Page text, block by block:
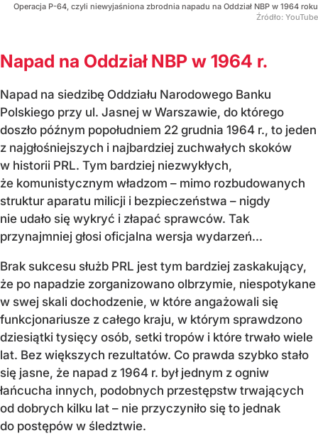
Operacja P-64, czyli niewyjaśniona zbrodnia napadu na Oddział NBP w 1964 roku
Źródło: YouTube
Napad na Oddział NBP w 1964 r.
Napad na siedzibę Oddziału Narodowego Banku
Polskiego przy ul. Jasnej w Warszawie, do którego
doszło późnym popołudniem 22 grudnia 1964 r., to jeden
z najgłośniejszych i najbardziej zuchwałych skoków
w historii PRL. Tym bardziej niezwykłych,
że komunistycznym władzom – mimo rozbudowanych
struktur aparatu milicji i bezpieczeństwa – nigdy
nie udało się wykryć i złapać sprawców. Tak
przynajmniej głosi oficjalna wersja wydarzeń...
Brak sukcesu służb PRL jest tym bardziej zaskakujący,
że po napadzie zorganizowano olbrzymie, niespotykane
w swej skali dochodzenie, w które angażowali się
funkcjonariusze z całego kraju, w którym sprawdzono
dziesiątki tysięcy osób, setki tropów i które trwało wiele
lat. Bez większych rezultatów. Co prawda szybko stało
się jasne, że napad z 1964 r. był jednym z ogniw
łańcucha innych, podobnych przestępstw trwających
od dobrych kilku lat – nie przyczyniło się to jednak
do postępów w śledztwie.